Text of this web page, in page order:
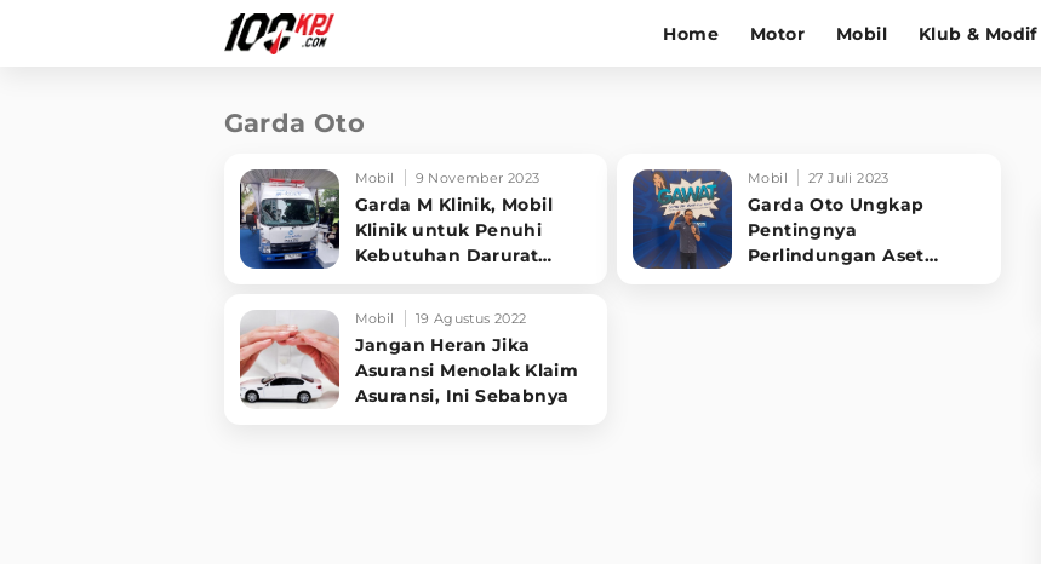
Home Motor Mobil Klub & Modif
Garda Oto
Mobil 9 November 2023
Garda M Klinik, Mobil
Klinik untuk Penuhi
Kebutuhan Darurat
Mobil 27 Juli 2023
Garda Oto Ungkap
Pentingnya
Perlindungan Aset
Mobil 19 Agustus 2022
Jangan Heran Jika
Asuransi Menolak Klaim
Asuransi, Ini Sebabnya